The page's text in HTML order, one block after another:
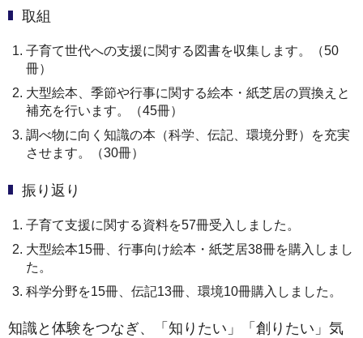
取組
子育て世代への支援に関する図書を収集します。（50
冊）
大型絵本、季節や行事に関する絵本・紙芝居の買換えと
補充を行います。（45冊）
調べ物に向く知識の本（科学、伝記、環境分野）を充実
させます。（30冊）
振り返り
子育て支援に関する資料を57冊受入しました。
大型絵本15冊、行事向け絵本・紙芝居38冊を購入しまし
た。
科学分野を15冊、伝記13冊、環境10冊購入しました。
知識と体験をつなぎ、「知りたい」「創りたい」気